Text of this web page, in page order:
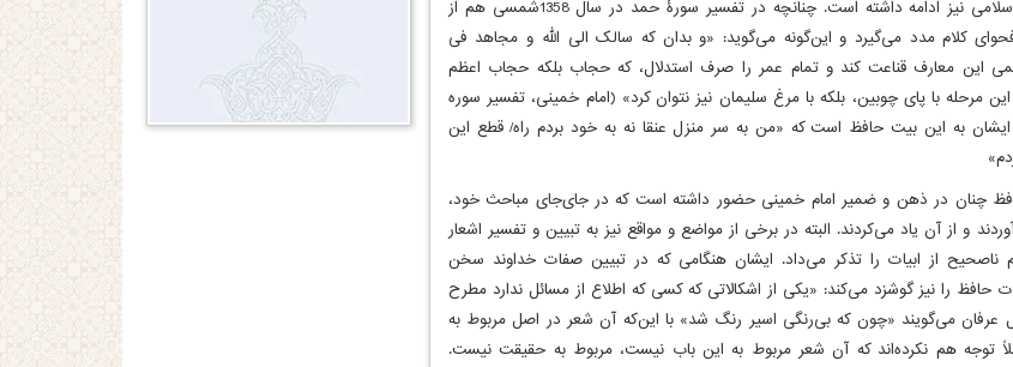
و بعداز پیروزی انقلاب اسلامی نیز ادامه داشته است. چنانچه در تفسیر سورۀ حمد در سال 1358شمسی هم از
کلام مدد می‌گیرد و این‌گونه می‌گوید: «و بدان که سالک الی الله و مجاهد فی
این معارف قناعت کند و تمام عمر را صرف استدلال، که حجاب بلکه حجاب اعظم
مرحله با پای چوبین، بلکه با مرغ سلیمان نیز نتوان کرد» (امام خمینی، تفسیر سوره
ایشان به این بیت حافظ است که «من به سر منزل عنقا نه به خود بردم راه/ قطع این
چنان در ذهن و ضمیر امام خمینی حضور داشته است که در جای‌جای مباحث خود،
و از آن یاد می‌کردند. البته در برخی از مواضع و مواقع نیز به تبیین و تفسیر اشعار
از ابیات را تذکر می‌داد. ایشان هنگامی که در تبیین صفات خداوند سخن
حافظ را نیز گوشزد می‌کند: «یکی از اشکالاتی که کسی که اطلاع از مسائل ندارد مطرح
عرفان می‌گویند «چون که بی‌رنگی اسیر رنگ شد» با این‌که آن شعر در اصل مربوط به
توجه هم نکرده‌اند که آن شعر مربوط به این باب نیست، مربوط به حقیقت نیست.